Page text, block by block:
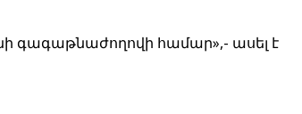
գագաթնաժողովի համար»,- ասել է